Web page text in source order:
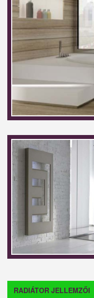
RADIÁTOR JELLEMZŐI